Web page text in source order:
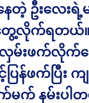
တဲ့ ဦးလေးရဲ့
တွေ့လိုက်ရတယ်
လှမ်းဖက်လိုက်
န်ဖက်ပြီး ကျ
က် နမ်းပါတ